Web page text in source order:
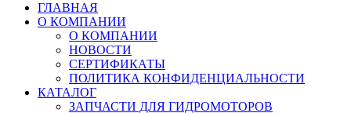
ГЛАВНАЯ
О КОМПАНИИ
О КОМПАНИИ
НОВОСТИ
СЕРТИФИКАТЫ
ПОЛИТИКА КОНФИДЕНЦИАЛЬНОСТИ
КАТАЛОГ
ЗАПЧАСТИ ДЛЯ ГИДРОМОТОРОВ